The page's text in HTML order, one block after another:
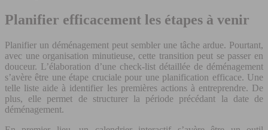
Planifier efficacement les étapes à venir
Planifier un déménagement peut sembler une tâche ardue. Pourtant,
avec une organisation minutieuse, cette transition peut se passer en
douceur. L’élaboration d’une check-list détaillée de déménagement
s’avère être une étape cruciale pour une planification efficace. Une
telle liste aide à identifier les premières actions à entreprendre. De
plus, elle permet de structurer la période précédant la date de
déménagement.